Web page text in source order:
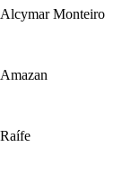
Alcymar Monteiro
Amazan
Raífe